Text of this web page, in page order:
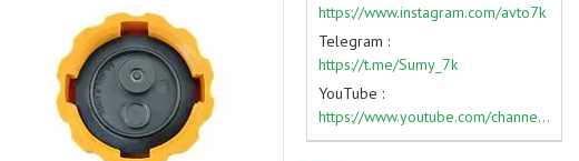
https://www.instagram.com/avto7k
Telegram
https://t.me/Sumy_7k
YouTube
https://www.youtube.com/channel/UC574nvqqf5H_LzT4Va_GpQg?view_as=subscriber